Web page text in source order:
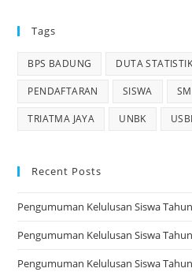
Tags
BPS BADUNG DUTA STATISTIK
PENDAFTARAN SISWA
TRIATMA JAYA UNBK
Recent Posts
Pengumuman Kelulusan Siswa
Pengumuman Kelulusan Siswa
Pengumuman Kelulusan Siswa